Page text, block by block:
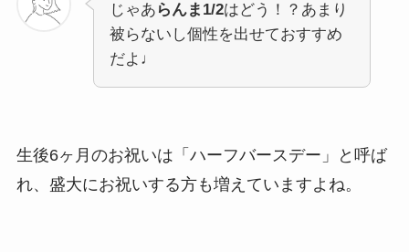
じゃあ らんま1/2はどう！？あまり
被らないし個性を出せておすすめ
だよ♩
生後6ヶ月のお祝いは「ハーフバースデー」と呼ば
れ、盛大にお祝いする方も増えていますよね。